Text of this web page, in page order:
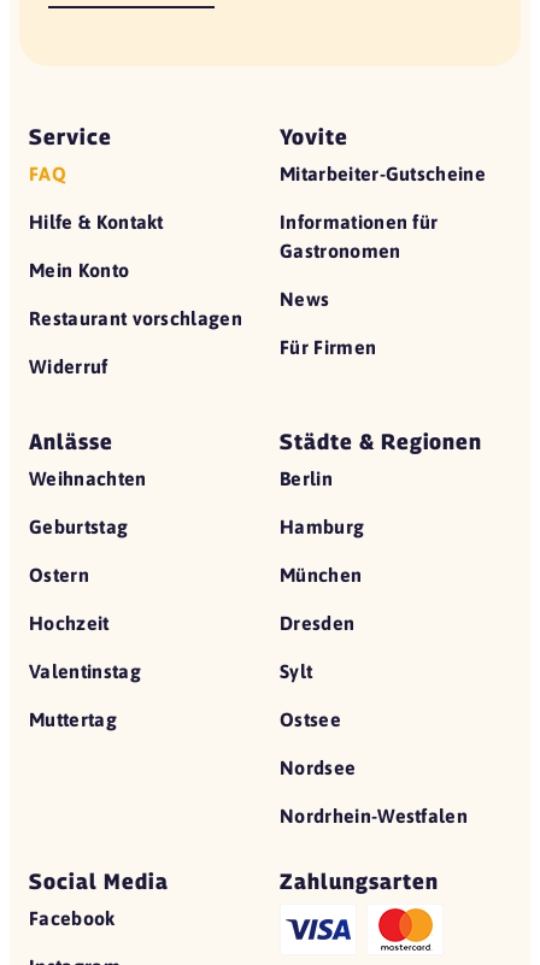
Service
FAQ
Hilfe & Kontakt
Mein Konto
Restaurant vorschlagen
Widerruf
Yovite
Mitarbeiter-Gutscheine
Informationen für
Gastronomen
News
Für Firmen
Anlässe
Weihnachten
Geburtstag
Ostern
Hochzeit
Valentinstag
Muttertag
Städte & Regionen
Berlin
Hamburg
München
Dresden
Sylt
Ostsee
Nordsee
Nordrhein-Westfalen
Social Media
Facebook
Zahlungsarten